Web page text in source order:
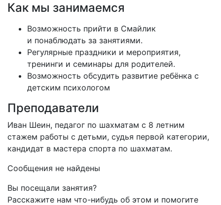
Как мы занимаемся
Возможность прийти в Смайлик
и понаблюдать за занятиями.
Регулярные праздники и мероприятия,
тренинги и семинары для родителей.
Возможность обсудить развитие ребёнка с
детским психологом
Преподаватели
Иван Шеин, педагог по шахматам с 8 летним
стажем работы с детьми, судья первой категории,
кандидат в мастера спорта по шахматам.
Сообщения не найдены
Вы посещали занятия?
Расскажите нам что-нибудь об этом и помогите